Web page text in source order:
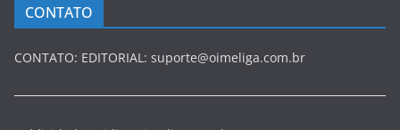
CONTATO
CONTATO: EDITORIAL: suporte@oimeliga.com.br